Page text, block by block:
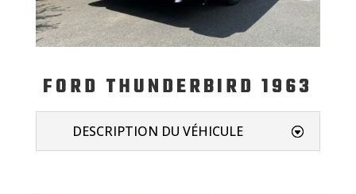
FORD THUNDERBIRD 1963
DESCRIPTION DU VÉHICULE